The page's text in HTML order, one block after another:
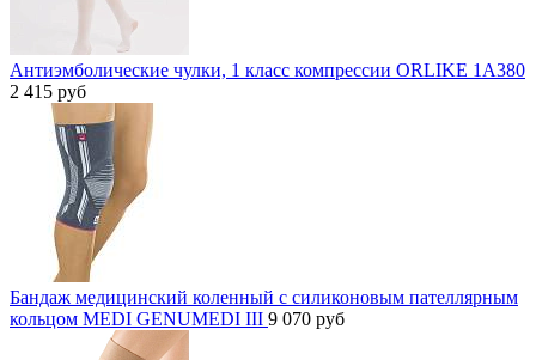
Антиэмболические чулки, 1 класс компрессии ORLIKE 1A380
2 415 руб
Бандаж медицинский коленный с силиконовым пателлярным
кольцом MEDI GENUMEDI III 9 070 руб